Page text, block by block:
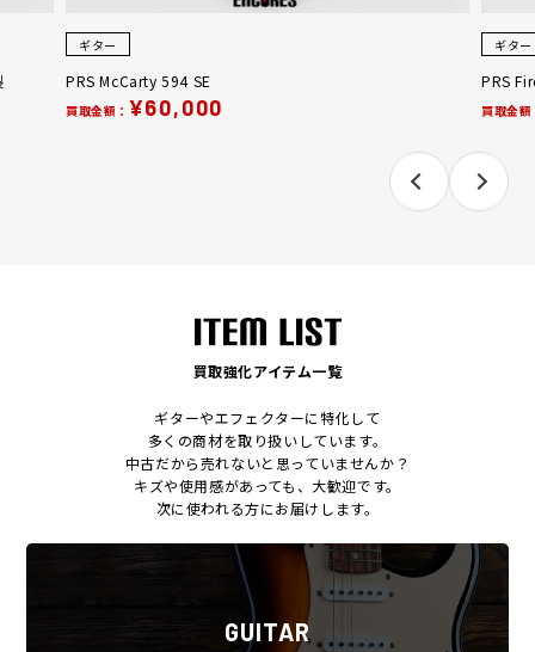
ギター
PRS McCarty 594 SE
買取金額： ¥60,000
ギター
PRS
買取金額
買取強化アイテム一覧
ギターやエフェクターに特化して
多くの商材を取り扱いしています。
中古だから売れないと思っていませんか？
キズや使用感があっても、大歓迎です。
次に使われる方にお届けします。
GUITAR